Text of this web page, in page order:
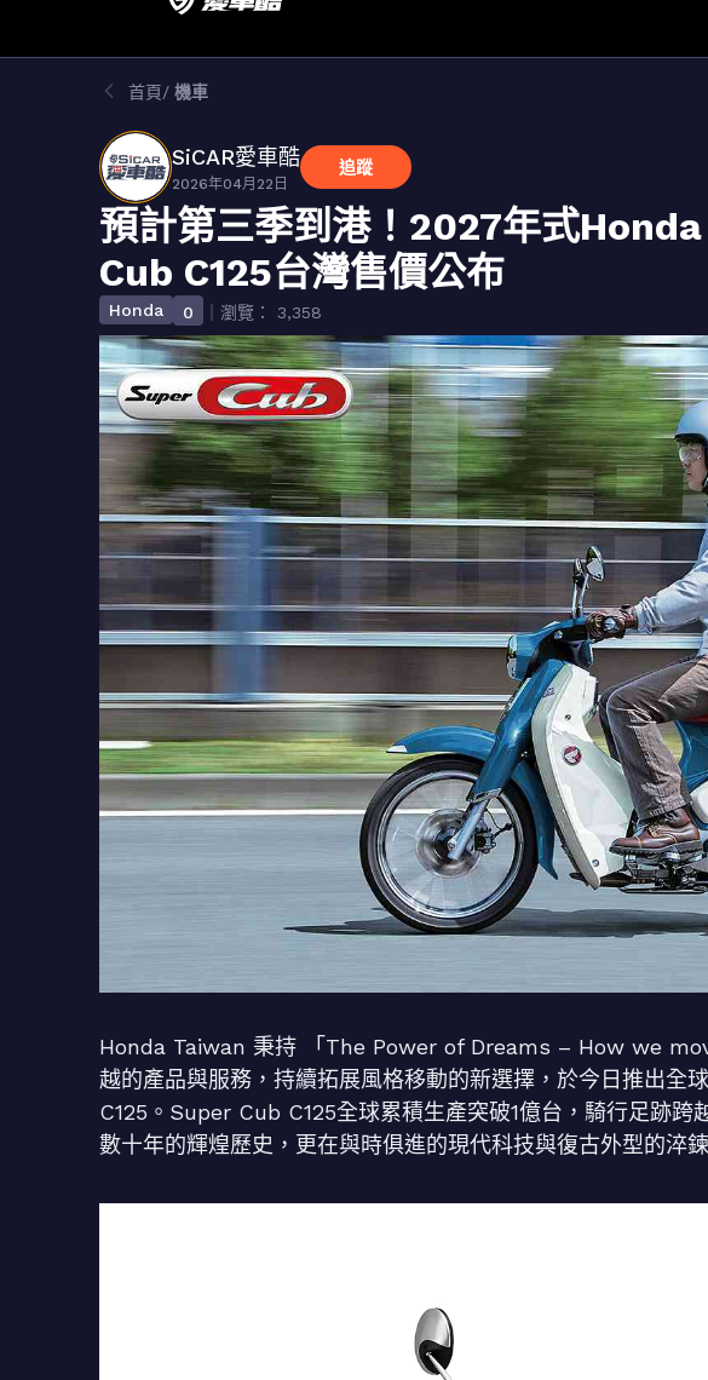
首頁 機車
SiCAR愛車酷
2026年04月22日
追蹤
預計第三季到港！2027年式
Cub C125台灣售價公布
Honda 0 ｜瀏覽： 3,358
Honda Taiwan 秉持 「The Power of Dreams – How we
越的產品與服務，持續拓展風格移動的新選擇，於今日推出全
C125。Super Cub C125全球累積生產突破1億台，騎行足跡
數十年的輝煌歷史，更在與時俱進的現代科技與復古外型的淬